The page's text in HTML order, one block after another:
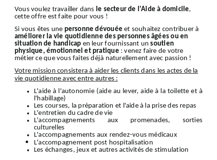
Vous voulez travailler dans le secteur de l'Aide à domicile,
cette offre est faite pour vous !
Si vous êtes une personne dévouée et souhaitez contribuer à
améliorer la vie quotidienne des personnes âgées ou en
situation de handicap en leur fournissant unsoutien
physique, émotionnel et pratique : venez faire de votre
métier ce que vous faites déjà naturellement avec passion !
Votre mission consistera à aider les clients dans les actes de la
vie quotidienne avec entre autres :
L'aide à l'autonomie (aide au lever, aide à la toilette et à
l'habillage)
Les courses, la préparation et l'aide à la prise des repas
L'entretien du cadre de vie
L'accompagnements aux promenades, sorties
culturelles
L'accompagnements aux rendez-vous médicaux
L'accompagnement post hospitalisation
Les échanges, jeux et autres activités de stimulation